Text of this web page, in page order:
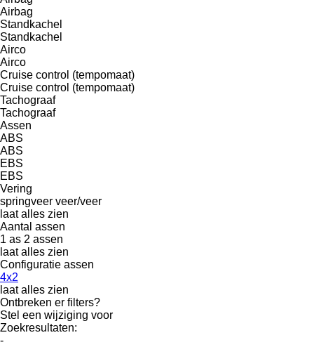
Airbag
Standkachel
Standkachel
Airco
Airco
Cruise control (tempomaat)
Cruise control (tempomaat)
Tachograaf
Tachograaf
Assen
ABS
ABS
EBS
EBS
Vering
springveer veer/veer
laat alles zien
Aantal assen
1 as 2 assen
laat alles zien
Configuratie assen
4x2
laat alles zien
Ontbreken er filters?
Stel een wijziging voor
Zoekresultaten:
-